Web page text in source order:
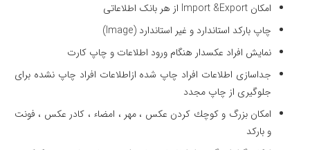
امکان Import &Export از هر بانک اطلاعاتی
چاپ باركد استاندارد و غیر استاندارد (Image)
نمایش افراد عكسدار هنگام ورود اطلاعات و چاپ كارت
جداسازی اطلاعات افراد چاپ شده ازاطلاعات افراد چاپ نشده برای
جلوگیری از چاپ مجدد
امكان بزرگ و كوچك كردن عكس ، مهر ، امضاء ، كادر عكس ، فونت
و بارکد